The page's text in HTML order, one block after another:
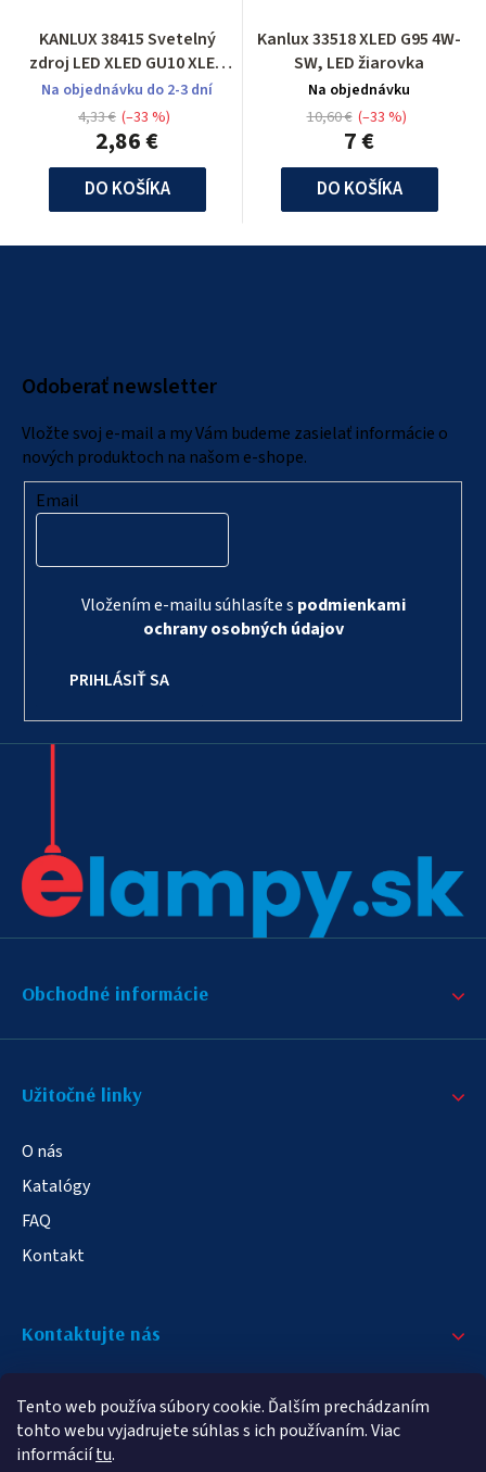
Tento web používa súbory cookie. Ďalším prechádzaním
tohto webu vyjadrujete súhlas s ich používaním. Viac
informáciítu.
KANLUX 38415 Svetelný
zdroj LED XLED GU10 XLED
GU10 6,5W-CW
Na objednávku do 2-3 dní
2,86 €
4,33 € (–33 %)
DO KOŠÍKA
Kanlux 33518 XLED G95 4W-
SW, LED žiarovka
Na objednávku
7 €
10,60 € (–33 %)
DO KOŠÍKA
Odoberať newsletter
Vložte svoj e-mail a my Vám budeme zasielať informácie o
nových produktoch na našom e-shope.
Email
Vložením e-mailu súhlasíte s podmienkami
ochrany osobných údajov
PRIHLÁSIŤ SA
Obchodné informácie
Užitočné linky
O nás
Katalógy
FAQ
Kontakt
Kontaktujte nás
info@elampa.sk